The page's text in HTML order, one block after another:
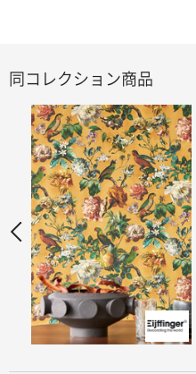
同コレクション商品